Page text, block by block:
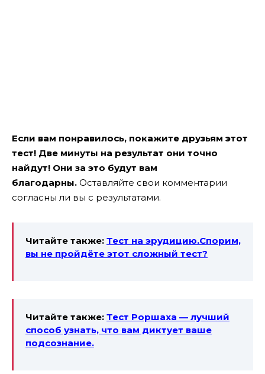
Если вам понравилось, покажите друзьям этот
тест! Две минуты на результат они точно
найдут! Они за это будут вам
благодарны. Оставляйте свои комментарии
согласны ли вы с результатами.
Читайте также: Тест на эрудицию.Спорим,
вы не пройдёте этот сложный тест?
Читайте также: Тест Роршаха — лучший
способ узнать, что вам диктует ваше
подсознание.